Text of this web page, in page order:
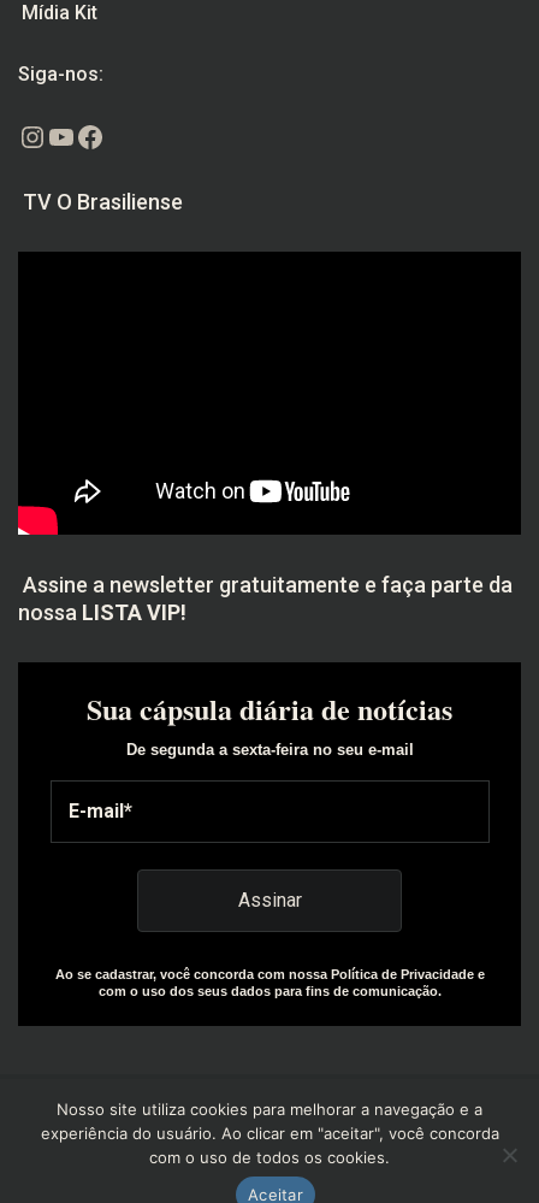
Mídia Kit
Siga-nos:
Instagram
Youtube
Facebook
TV O Brasiliense
Assine a newsletter gratuitamente e faça parte da
nossa LISTA VIP!
Sua cápsula diária de notícias
De segunda a sexta-feira no seu e-mail
Ao se cadastrar, você concorda com nossa Política de Privacidade e
com o uso dos seus dados para fins de comunicação.
Copyright© 2025 | Design by: The Everly Growth Agency |
Powered by: R+W Capital
Nosso site utiliza cookies para melhorar a navegação e a
experiência do usuário. Ao clicar em "aceitar", você concorda
com o uso de todos os cookies.
Aceitar